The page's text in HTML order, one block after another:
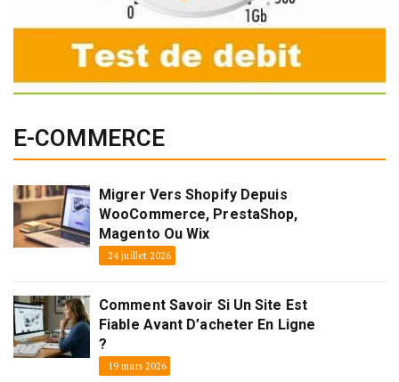
E-COMMERCE
Migrer Vers Shopify Depuis
WooCommerce, PrestaShop,
Magento Ou Wix
24 juillet 2026
Comment Savoir Si Un Site Est
Fiable Avant D’acheter En Ligne
?
19 mars 2026